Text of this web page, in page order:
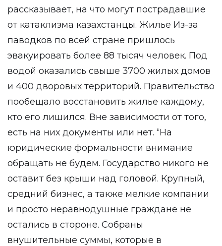
рассказывает, на что могут пострадавшие
от катаклизма казахстанцы. Жилье Из-за
паводков по всей стране пришлось
эвакуировать более 88 тысяч человек. Под
водой оказались свыше 3700 жилых домов
и 400 дворовых территорий. Правительство
пообещало восстановить жилье каждому,
кто его лишился. Вне зависимости от того,
есть на них документы или нет. “На
юридические формальности внимание
обращать не будем. Государство никого не
оставит без крыши над головой. Крупный,
средний бизнес, а также мелкие компании
и просто неравнодушные граждане не
остались в стороне. Собраны
внушительные суммы, которые в